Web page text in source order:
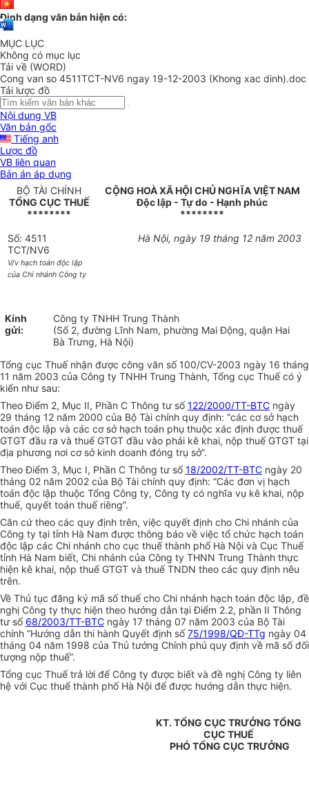
Định dạng văn bản hiện có:
MỤC LỤC
Không có mục lục
Tải về (WORD)
Cong van so 4511TCT-NV6 ngay 19-12-2003 (Khong xac dinh).doc
Tải lược đồ
Nội dung VB
Văn bản gốc
Tiếng anh
Lược đồ
VB liên quan
Bản án áp dụng
BỘ TÀI CHÍNH
TỔNG CỤC THUẾ
********
CỘNG HOÀ XÃ HỘI CHỦ NGHĨA VIỆT NAM
Độc lập - Tự do - Hạnh phúc
********
Số: 4511
TCT/NV6
V/v hạch toán độc lập
của Chi nhánh Công ty
Hà Nội, ngày 19 tháng 12 năm 2003
Kính
gửi:
Công ty TNHH Trung Thành
(Số 2, đường Lĩnh Nam, phường Mai Động, quận Hai
Bà Trưng, Hà Nội)
Tổng cục Thuế nhận được công văn số 100/CV-2003 ngày 16 tháng
11 năm 2003 của Công ty TNHH Trung Thành, Tổng cục Thuế có ý
kiến như sau:
Theo Điểm 2, Mục II, Phần C Thông tư số122/2000/TT-BTC ngày
29 tháng 12 năm 2000 của Bộ Tài chính quy định: “các cơ sở hạch
toán độc lập và các cơ sở hạch toán phụ thuộc xác định được thuế
GTGT đầu ra và thuế GTGT đầu vào phải kê khai, nộp thuế GTGT tại
địa phương nơi cơ sở kinh doanh đóng trụ sở”.
Theo Điểm 3, Mục I, Phần C Thông tư số18/2002/TT-BTC ngày 20
tháng 02 năm 2002 của Bộ Tài chính quy định: “Các đơn vị hạch
toán độc lập thuộc Tổng Công ty, Công ty có nghĩa vụ kê khai, nộp
thuế, quyết toán thuế riêng”.
Căn cứ theo các quy định trên, việc quyết định cho Chi nhánh của
Công ty tại tỉnh Hà Nam được thông báo về việc tổ chức hạch toán
độc lập các Chi nhánh cho cục thuế thành phố Hà Nội và Cục Thuế
tỉnh Hà Nam biết, Chi nhánh của Công ty THNN Trung Thành thực
hiện kê khai, nộp thuế GTGT và thuế TNDN theo các quy định nêu
trên.
Về Thủ tục đăng ký mã số thuế cho Chi nhánh hạch toán độc lập, đề
nghị Công ty thực hiện theo hướng dẫn tại Điểm 2.2, phần II Thông
tư số 68/2003/TT-BTC ngày 17 tháng 07 năm 2003 của Bộ Tài
chính “Hướng dẫn thi hành Quyết định số75/1998/QĐ-TTg ngày 04
tháng 04 năm 1998 của Thủ tướng Chính phủ quy định về mã số đối
tượng nộp thuế”.
Tổng cục Thuế trả lời để Công ty được biết và đề nghị Công ty liên
hệ với Cục thuế thành phố Hà Nội để được hướng dẫn thực hiện.
KT. TỔNG CỤC TRƯỞNG TỔNG
CỤC THUẾ
PHÓ TỔNG CỤC TRƯỞNG